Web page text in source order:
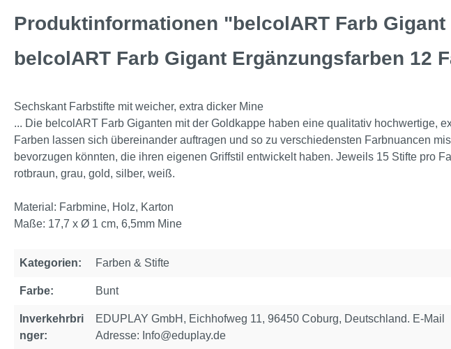
Produktinformationen "belcolART Farb
belcolART Farb Gigant Ergänzungsfarben 12
Sechskant Farbstifte mit weicher, extra dicker Mine
... Die belcolART Farb Giganten mit der Goldkappe haben eine qualitativ hochwertige,
Farben lassen sich übereinander auftragen und so zu verschiedensten Farbnuancen
bevorzugen könnten, die ihren eigenen Griffstil entwickelt haben. Jeweils 15 Stifte pro
rotbraun, grau, gold, silber, weiß.
Material: Farbmine, Holz, Karton
Maße: 17,7 x Ø 1 cm, 6,5mm Mine
Kategorien: Farben & Stifte
Farbe: Bunt
Inverkehrbri
nger:
EDUPLAY GmbH, Eichhofweg 11, 96450 Coburg, Deutschland. E-Mail
Adresse: Info@eduplay.de